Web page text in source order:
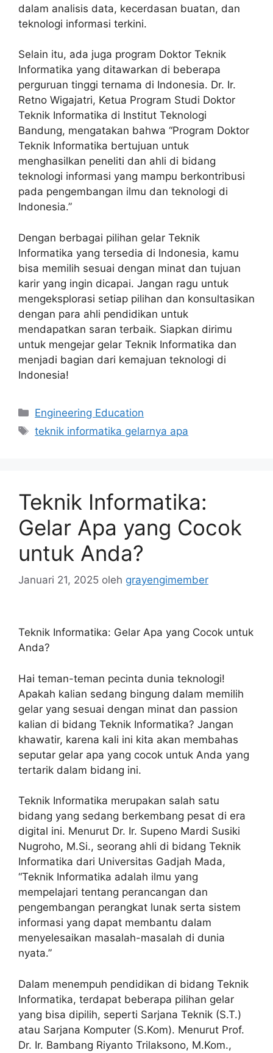
dalam analisis data, kecerdasan buatan, dan
teknologi informasi terkini.
Selain itu, ada juga program Doktor Teknik
Informatika yang ditawarkan di beberapa
perguruan tinggi ternama di Indonesia. Dr. Ir.
Retno Wigajatri, Ketua Program Studi Doktor
Teknik Informatika di Institut Teknologi
Bandung, mengatakan bahwa “Program Doktor
Teknik Informatika bertujuan untuk
menghasilkan peneliti dan ahli di bidang
teknologi informasi yang mampu berkontribusi
pada pengembangan ilmu dan teknologi di
Indonesia.”
Dengan berbagai pilihan gelar Teknik
Informatika yang tersedia di Indonesia, kamu
bisa memilih sesuai dengan minat dan tujuan
karir yang ingin dicapai. Jangan ragu untuk
mengeksplorasi setiap pilihan dan konsultasikan
dengan para ahli pendidikan untuk
mendapatkan saran terbaik. Siapkan dirimu
untuk mengejar gelar Teknik Informatika dan
menjadi bagian dari kemajuan teknologi di
Indonesia!
Kategori
Engineering Education
Tag
teknik informatika gelarnya apa
Teknik Informatika:
Gelar Apa yang Cocok
untuk Anda?
Januari 21, 2025 oleh grayengimember
Teknik Informatika: Gelar Apa yang Cocok untuk
Anda?
Hai teman-teman pecinta dunia teknologi!
Apakah kalian sedang bingung dalam memilih
gelar yang sesuai dengan minat dan passion
kalian di bidang Teknik Informatika? Jangan
khawatir, karena kali ini kita akan membahas
seputar gelar apa yang cocok untuk Anda yang
tertarik dalam bidang ini.
Teknik Informatika merupakan salah satu
bidang yang sedang berkembang pesat di era
digital ini. Menurut Dr. Ir. Supeno Mardi Susiki
Nugroho, M.Si., seorang ahli di bidang Teknik
Informatika dari Universitas Gadjah Mada,
“Teknik Informatika adalah ilmu yang
mempelajari tentang perancangan dan
pengembangan perangkat lunak serta sistem
informasi yang dapat membantu dalam
menyelesaikan masalah-masalah di dunia
nyata.”
Dalam menempuh pendidikan di bidang Teknik
Informatika, terdapat beberapa pilihan gelar
yang bisa dipilih, seperti Sarjana Teknik (S.T.)
atau Sarjana Komputer (S.Kom). Menurut Prof.
Dr. Ir. Bambang Riyanto Trilaksono, M.Kom.,